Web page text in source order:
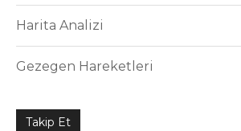
Harita Analizi
Gezegen Hareketleri
Takip Et